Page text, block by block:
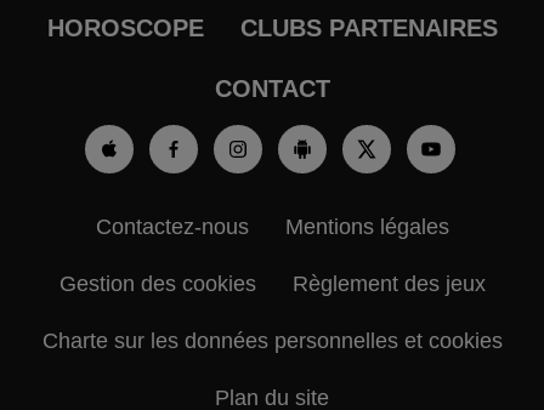
HOROSCOPE CLUBS PARTENAIRES
CONTACT
Contactez-nous Mentions légales
Gestion des cookies Règlement des jeux
Charte sur les données personnelles et cookies
Plan du site